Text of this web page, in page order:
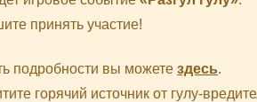
принять участие!
подробности вы можете здесь.
горячий источник от гулу-